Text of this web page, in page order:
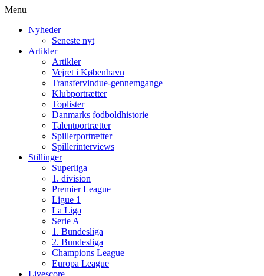
Menu
Nyheder
Seneste nyt
Artikler
Artikler
Vejret i København
Transfervindue-gennemgange
Klubportrætter
Toplister
Danmarks fodboldhistorie
Talentportrætter
Spillerportrætter
Spillerinterviews
Stillinger
Superliga
1. division
Premier League
Ligue 1
La Liga
Serie A
1. Bundesliga
2. Bundesliga
Champions League
Europa League
Livescore